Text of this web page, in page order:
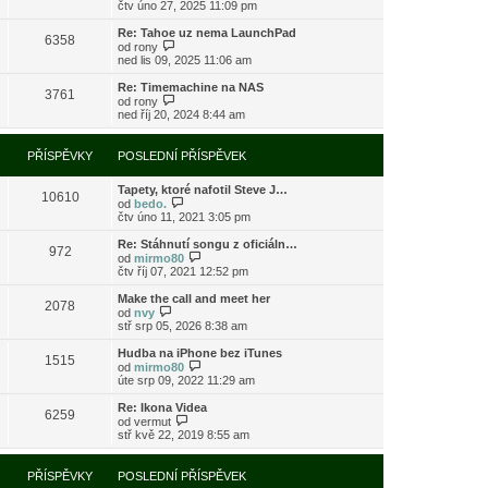
ě
e
ř
s
ě
e
o
l
d
í
ř
í
s
p
ě
v
e
k
o
r
z
i
p
o
s
l
e
d
í
ř
í
p
ě
v
k
čtv úno 27, 2025 11:09 pm
6358
Re: Tahoe uz nema LaunchPad
od rony
o
r
z
i
t
p
o
s
l
e
d
í
p
ř
í
p
ě
v
k
ned lis 09, 2025 11:06 am
3761
Re: Timemachine na NAS
od rony
o
r
a
z
i
t
p
o
l
e
d
í
ř
í
s
p
ě
v
k
ned říj 20, 2024 8:44 am
PŘÍSPĚVKY POSLEDNÍ PŘÍSPĚVEK
10610
Tapety, ktoré nafotil Steve J…
od bedo.
o
r
a
z
i
t
p
o
s
e
d
n
p
ř
í
s
ě
čtv úno 11, 2021 3:05 pm
972
Re: Stáhnutí songu z oficiáln…
od mirmo80
o
r
z
p
o
s
e
n
í
ř
čtv říj 07, 2021 12:52 pm
2078
Make the call and meet her
od nvy
o
r
a
z
t
p
o
s
l
e
d
stř srp 05, 2026 8:38 am
1515
Hudba na iPhone bez iTunes
od mirmo80
o
r
z
t
p
o
úte srp 09, 2022 11:29 am
6259
Re: Ikona Videa
od vermut
o
r
a
z
stř kvě 22, 2019 8:55 am
PŘÍSPĚVKY POSLEDNÍ PŘÍSPĚVEK